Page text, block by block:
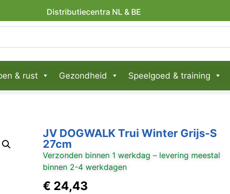
Distributiecentra NL & BE
& rust Gezondheid Speelgoed & training
JV DOGWALK Trui Winter Grijs-S
27cm
Verzonden binnen 1 werkdag – levering meestal
binnen 2-4 werkdagen
€ 24,43